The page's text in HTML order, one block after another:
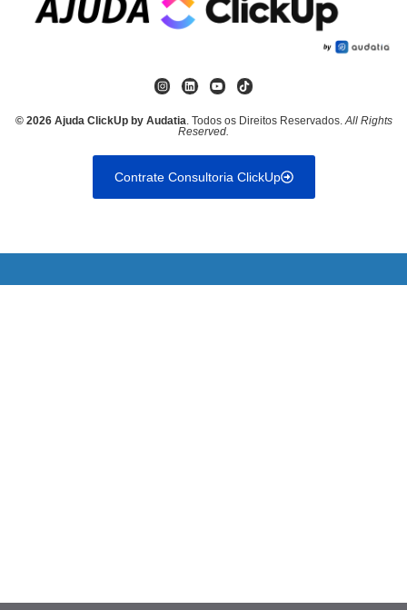
© 2026 Ajuda ClickUp by Audatia. Todos os Direitos Reservados.All Rights
Reserved.
Contrate Consultoria ClickUp